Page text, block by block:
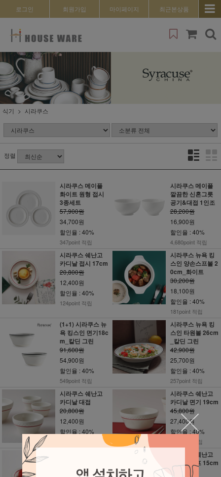
로그인 회원가입 마이페이지 최근본상품
식기 시라쿠스
정렬
시라쿠스 메이플
화이트 원형 접시
3종세트
57,900원
34,700원
할인율 : 40%
347point 적립
시라쿠스 메이플
깔끔한 신혼그릇
공기&대접 1인조
28,200원
16,900원
할인율 : 40%
4,680point 적립
시라쿠스 쉐난고
카디날 접시 17cm
20,800원
12,400원
할인율 : 40%
124point 적립
시라쿠스 뉴욕 킹
스인 양손스프볼 2
0cm_화이트
30,200원
18,100원
할인율 : 40%
181point 적립
(1+1) 시라쿠스 뉴
욕 킹스인 면기18c
m_칼딘 그린
91,600원
54,900원
할인율 : 40%
549point 적립
시라쿠스 뉴욕 킹
스인 타원볼 26cm
_칼딘 그린
42,900원
25,700원
할인율 : 40%
257point 적립
시라쿠스 쉐난고
카디날 대접
20,800원
12,400원
할인율 : 40%
시라쿠스 쉐난고
카디날 면기 19cm
45,800원
27,400원
할인율 : 40%
274point 적립
17,900원
시라쿠스 쉐난고
카디날 쿠프 15cm
21,200원